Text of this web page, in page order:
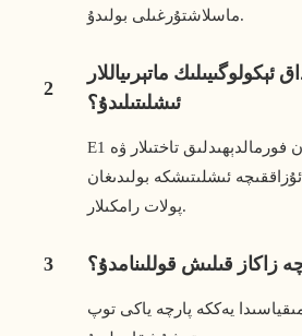
ماسلاشتۇرغىلى بولىدۇ.
2
ئېكولوگىيىلىك ماتېرىياللار
ئىشلىتىلىدۇ؟
E1 دەرىجىلىك تۆۋەن فورمالدېھىدلىق تاختىلار ۋە
ئىشلىتىشكە بولىدىغان
پولات رامكىلار.
3 زاكاز قىلىش قوللىنامدۇ؟
يەككە پارچە ياكى توپ